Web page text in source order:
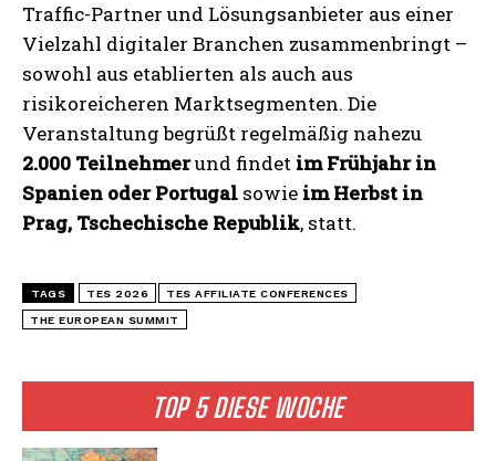
TOP 5 DIESE WOCHE
Traffic-Partner und Lösungsanbieter aus einer
Vielzahl digitaler Branchen zusammenbringt –
sowohl aus etablierten als auch aus
risikoreicheren Marktsegmenten. Die
Veranstaltung begrüßt regelmäßig nahezu
2.000 Teilnehmerund findet im Frühjahr in
Spanien oder Portugal sowie im Herbst in
Prag, Tschechische Republik, statt.
TAGS TES 2026 TES AFFILIATE CONFERENCES
THE EUROPEAN SUMMIT